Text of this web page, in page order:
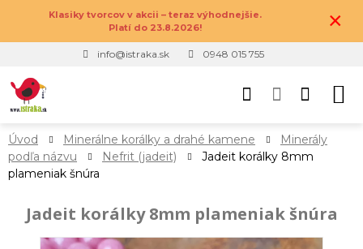
Klasiky tvorcov v akcii – teraz výhodnejšie.
Platí do 23.8.2026!
×
info@istraka.sk 0948 015 755
Úvod Minerálne korálky a drahé kamene
Minerály
podľa názvu
Nefrit (jadeit)
Jadeit korálky 8mm
plameniak šnúra
Jadeit korálky 8mm plameniak šnúra